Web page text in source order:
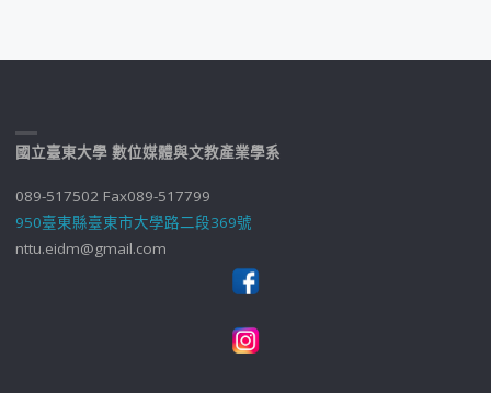
國立臺東大學 數位媒體與文教產業學系
089-517502 Fax089-517799
950臺東縣臺東市大學路二段369號
nttu.eidm@gmail.com